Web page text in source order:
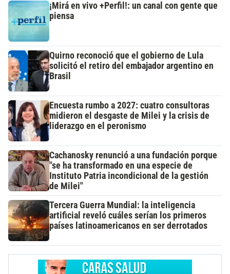
¡Mirá en vivo +Perfil!: un canal con gente que
piensa
Quirno reconoció que el gobierno de Lula
solicitó el retiro del embajador argentino en
Brasil
Encuesta rumbo a 2027: cuatro consultoras
midieron el desgaste de Milei y la crisis de
liderazgo en el peronismo
Cachanosky renunció a una fundación porque
"se ha transformado en una especie de
Instituto Patria incondicional de la gestión
de Milei"
Tercera Guerra Mundial: la inteligencia
artificial reveló cuáles serían los primeros
países latinoamericanos en ser derrotados